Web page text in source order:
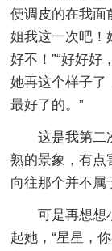
便调皮的在我面
姐我这一次吧！
好不！”“好好好
她再这个样子了
最好了的。”
这是我第二
熟的景象，有点
向往那个并不属
可是再想想
起她，“星星，